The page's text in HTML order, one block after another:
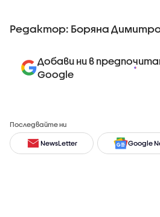
Редактор: Боряна
Добави ни в
Google
Последвайте ни
NewsLetter Google